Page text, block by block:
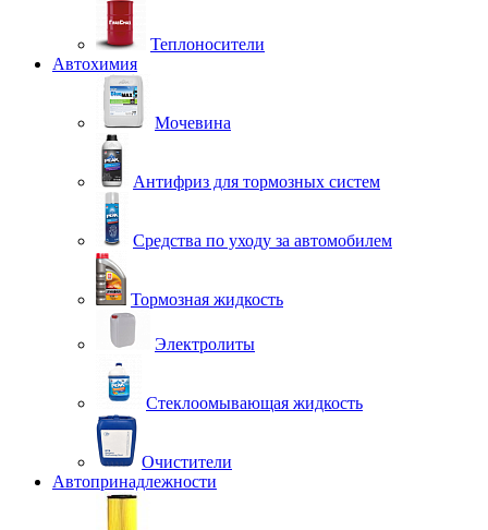
Теплоносители
Автохимия
Мочевина
Антифриз для тормозных систем
Средства по уходу за автомобилем
Тормозная жидкость
Электролиты
Стеклоомывающая жидкость
Очистители
Автопринадлежности